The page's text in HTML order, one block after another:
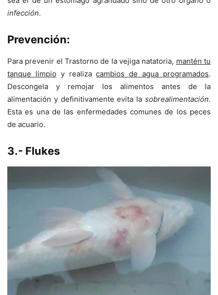
infección.
Prevención:
Para prevenir el Trastorno de la vejiga natatoria, mantén tu
tanque limpio y realizacambios de agua programados.
Descongela y remojar los alimentos antes de la
alimentación y definitivamente evita la sobrealimentación.
Esta es una de las enfermedades comunes de los peces
de acuario.
3.- Flukes